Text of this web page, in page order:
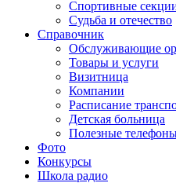
Спортивные
Судьба и отечество
Справочник
Обслуживающие
Товары и услуги
Визитница
Компании
Расписание
Детская больница
Полезные
Фото
Конкурсы
Школа радио